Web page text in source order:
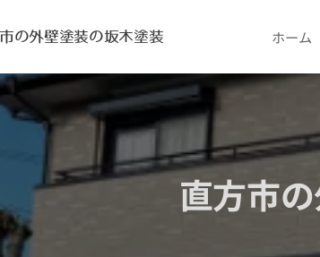
の外壁塗装の坂木塗装 ホーム
直方市